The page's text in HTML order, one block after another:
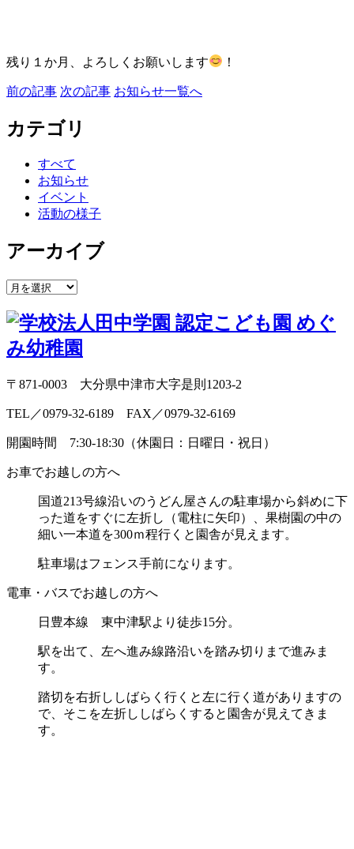
残り１か月、よろしくお願いします ！
前の記事 次の記事 お知らせ一覧へ
カテゴリ
すべて
お知らせ
イベント
活動の様子
アーカイブ
〒871-0003 大分県中津市大字是則1203-2
TEL／0979-32-6189 FAX／0979-32-6169
開園時間 7:30-18:30（休園日：日曜日・祝日）
お車でお越しの方へ
国道213号線沿いのうどん屋さんの駐車場から斜めに下
った道をすぐに左折し（電柱に矢印）、 果樹園の中の
細い一本道を300ｍ程行くと園舎が見えます。
駐車場はフェンス手前になります。
電車・バスでお越しの方へ
日豊本線 東中津駅より徒歩15分。
駅を出て、左へ進み線路沿いを踏み切りまで進みま
す。
踏切を右折ししばらく行くと左に行く道がありますの
で、 そこを左折ししばらくすると園舎が見えてきま
す。